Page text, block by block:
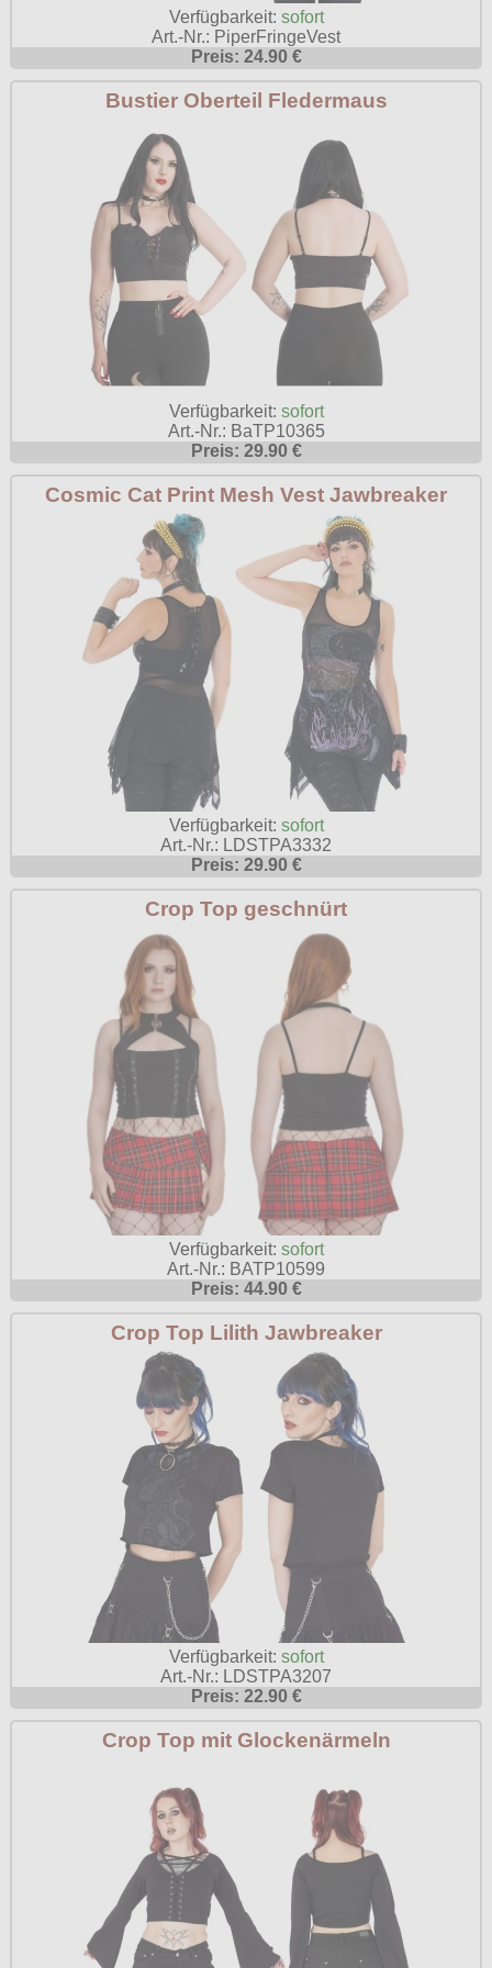
Poizen Industries
Queen of Darkness
Relco
Sinister
Spin Doctor
Surplus
Voodoo Vixen
Warrior Clothing
Gothic Shop
Hot Rod
Verfügbarkeit: sofort
Art.-Nr.: PiperFringeVest
Preis: 24.90 €
Bustier Oberteil Fledermaus
Verfügbarkeit: sofort
Art.-Nr.: BaTP10365
Preis: 29.90 €
Cosmic Cat Print Mesh Vest Jawbreaker
Verfügbarkeit: sofort
Art.-Nr.: LDSTPA3332
Preis: 29.90 €
Crop Top geschnürt
Verfügbarkeit: sofort
Art.-Nr.: BATP10599
Preis: 44.90 €
Crop Top Lilith Jawbreaker
Verfügbarkeit: sofort
Art.-Nr.: LDSTPA3207
Preis: 22.90 €
Crop Top mit Glockenärmeln